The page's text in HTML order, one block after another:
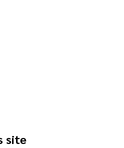
site